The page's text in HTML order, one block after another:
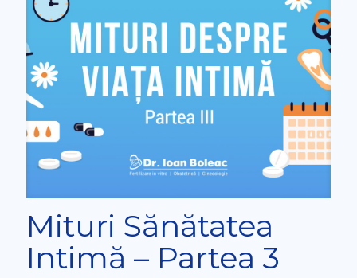
Mituri Sănătatea
Intimă – Partea 3